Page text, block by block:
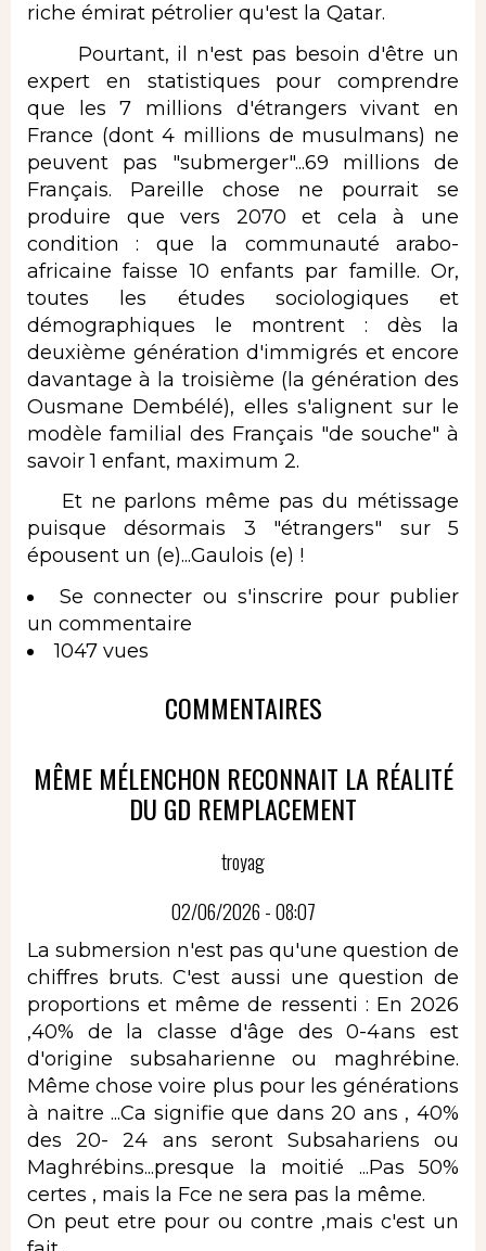
riche émirat pétrolier qu'est la Qatar.
Pourtant, il n'est pas besoin d'être un
expert en statistiques pour comprendre
que les 7 millions d'étrangers vivant en
France (dont 4 millions de musulmans) ne
peuvent pas "submerger"...69 millions de
Français. Pareille chose ne pourrait se
produire que vers 2070 et cela à une
condition : que la communauté arabo-
africaine faisse 10 enfants par famille. Or,
toutes les études sociologiques et
démographiques le montrent : dès la
deuxième génération d'immigrés et encore
davantage à la troisième (la génération des
Ousmane Dembélé), elles s'alignent sur le
modèle familial des Français "de souche" à
savoir 1 enfant, maximum 2.
Et ne parlons même pas du métissage
puisque désormais 3 "étrangers" sur 5
épousent un (e)...Gaulois (e) !
Se connecter ou s'inscrire pour publier
un commentaire
1047 vues
COMMENTAIRES
MÊME MÉLENCHON RECONNAIT LA RÉALITÉ
DU GD REMPLACEMENT
troyag
02/06/2026 - 08:07
La submersion n'est pas qu'une question de
chiffres bruts. C'est aussi une question de
proportions et même de ressenti : En 2026
,40% de la classe d'âge des 0-4ans est
d'origine subsaharienne ou maghrébine.
Même chose voire plus pour les générations
à naitre ...Ca signifie que dans 20 ans , 40%
des 20- 24 ans seront Subsahariens ou
Maghrébins...presque la moitié ...Pas 50%
certes , mais la Fce ne sera pas la même.
On peut etre pour ou contre ,mais c'est un